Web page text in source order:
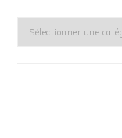
Catégories